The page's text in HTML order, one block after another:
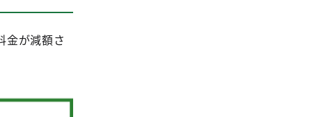
金が減額さ